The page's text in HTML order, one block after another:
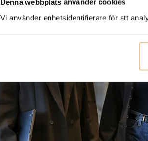
Denna webbplats använder cookies
Vi använder enhetsidentifierare för att